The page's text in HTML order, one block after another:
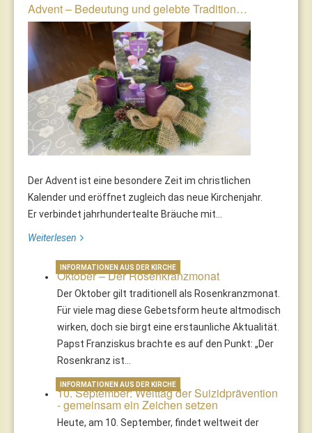
Advent – Bedeutung und gelebte Tradition…
Der Advent ist eine besondere Zeit im christlichen
Kalender und eröffnet zugleich das neue Kirchenjahr.
Er verbindet jahrhundertealte Bräuche mit...
Weiterlesen
Oktober – Der Rosenkranzmonat
Der Oktober gilt traditionell als Rosenkranzmonat.
Für viele mag diese Gebetsform heute altmodisch
wirken, doch sie birgt eine erstaunliche Aktualität.
Papst Franziskus brachte es auf den Punkt: „Der
Rosenkranz ist…
INFORMATIONEN AUS DER KIRCHE
10. September: Welttag der Suizidprävention
- gemeinsam ein Zeichen setzen
Heute, am 10. September, findet weltweit der
INFORMATIONEN AUS DER KIRCHE